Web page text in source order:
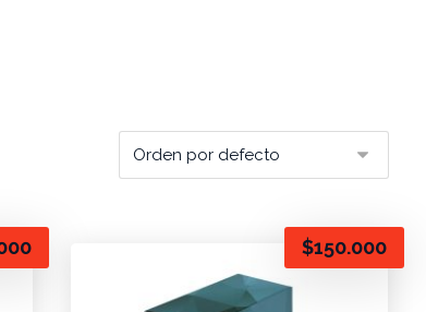
$150.000